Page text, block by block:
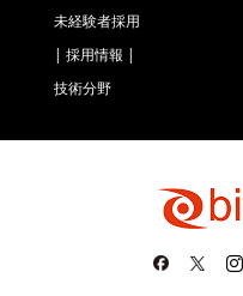
お預かりする個
登録、ユーザ登
*がついている
未経験者採用
| 採用情報 |
技術分野